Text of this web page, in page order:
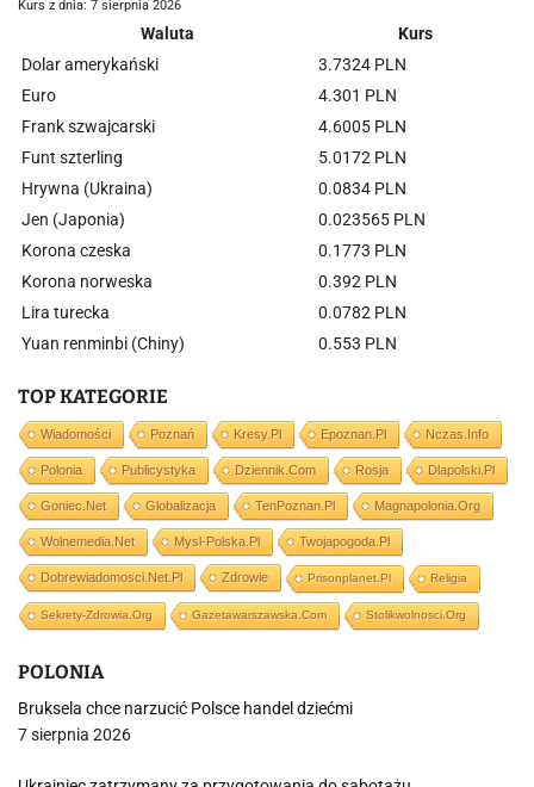
Kurs z dnia: 7 sierpnia 2026
Waluta
Kurs
Dolar amerykański
3.7324 PLN
Euro
4.301 PLN
Frank szwajcarski
4.6005 PLN
Funt szterling
5.0172 PLN
Hrywna (Ukraina)
0.0834 PLN
Jen (Japonia)
0.023565 PLN
Korona czeska
0.1773 PLN
Korona norweska
0.392 PLN
Lira turecka
0.0782 PLN
Yuan renminbi (Chiny)
0.553 PLN
TOP KATEGORIE
Wiadomości Poznań Kresy.pl Epoznan.pl Nczas.info
Polonia Publicystyka Dziennik.com Rosja Dlapolski.pl
Goniec.net Globalizacja TenPoznan.pl Magnapolonia.org
Wolnemedia.net Mysl-Polska.pl Twojapogoda.pl
Dobrewiadomosci.net.pl Zdrowie Prisonplanet.pl Religia
Sekrety-Zdrowia.org Gazetawarszawska.com Stolikwolnosci.org
POLONIA
Bruksela chce narzucić Polsce handel dziećmi
7 sierpnia 2026